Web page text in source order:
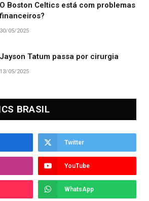
O Boston Celtics está com problemas
financeiros?
30/05/2025
Jayson Tatum passa por cirurgia
13/05/2025
BRASIL
Twitter
YouTube
WhatsApp